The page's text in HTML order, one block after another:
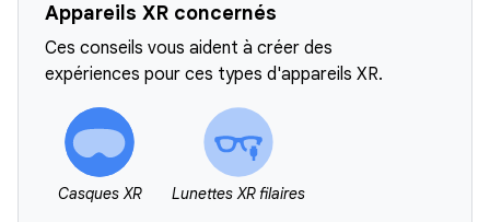
Appareils XR concernés
Ces conseils vous aident à créer des
expériences pour ces types d'appareils XR.
Casques XR Lunettes XR filaires